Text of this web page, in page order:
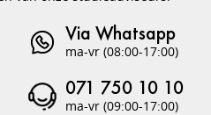
Via Whatsapp
ma-vr (08:00-17:00)
071 750 10 10
ma-vr (09:00-17:00)